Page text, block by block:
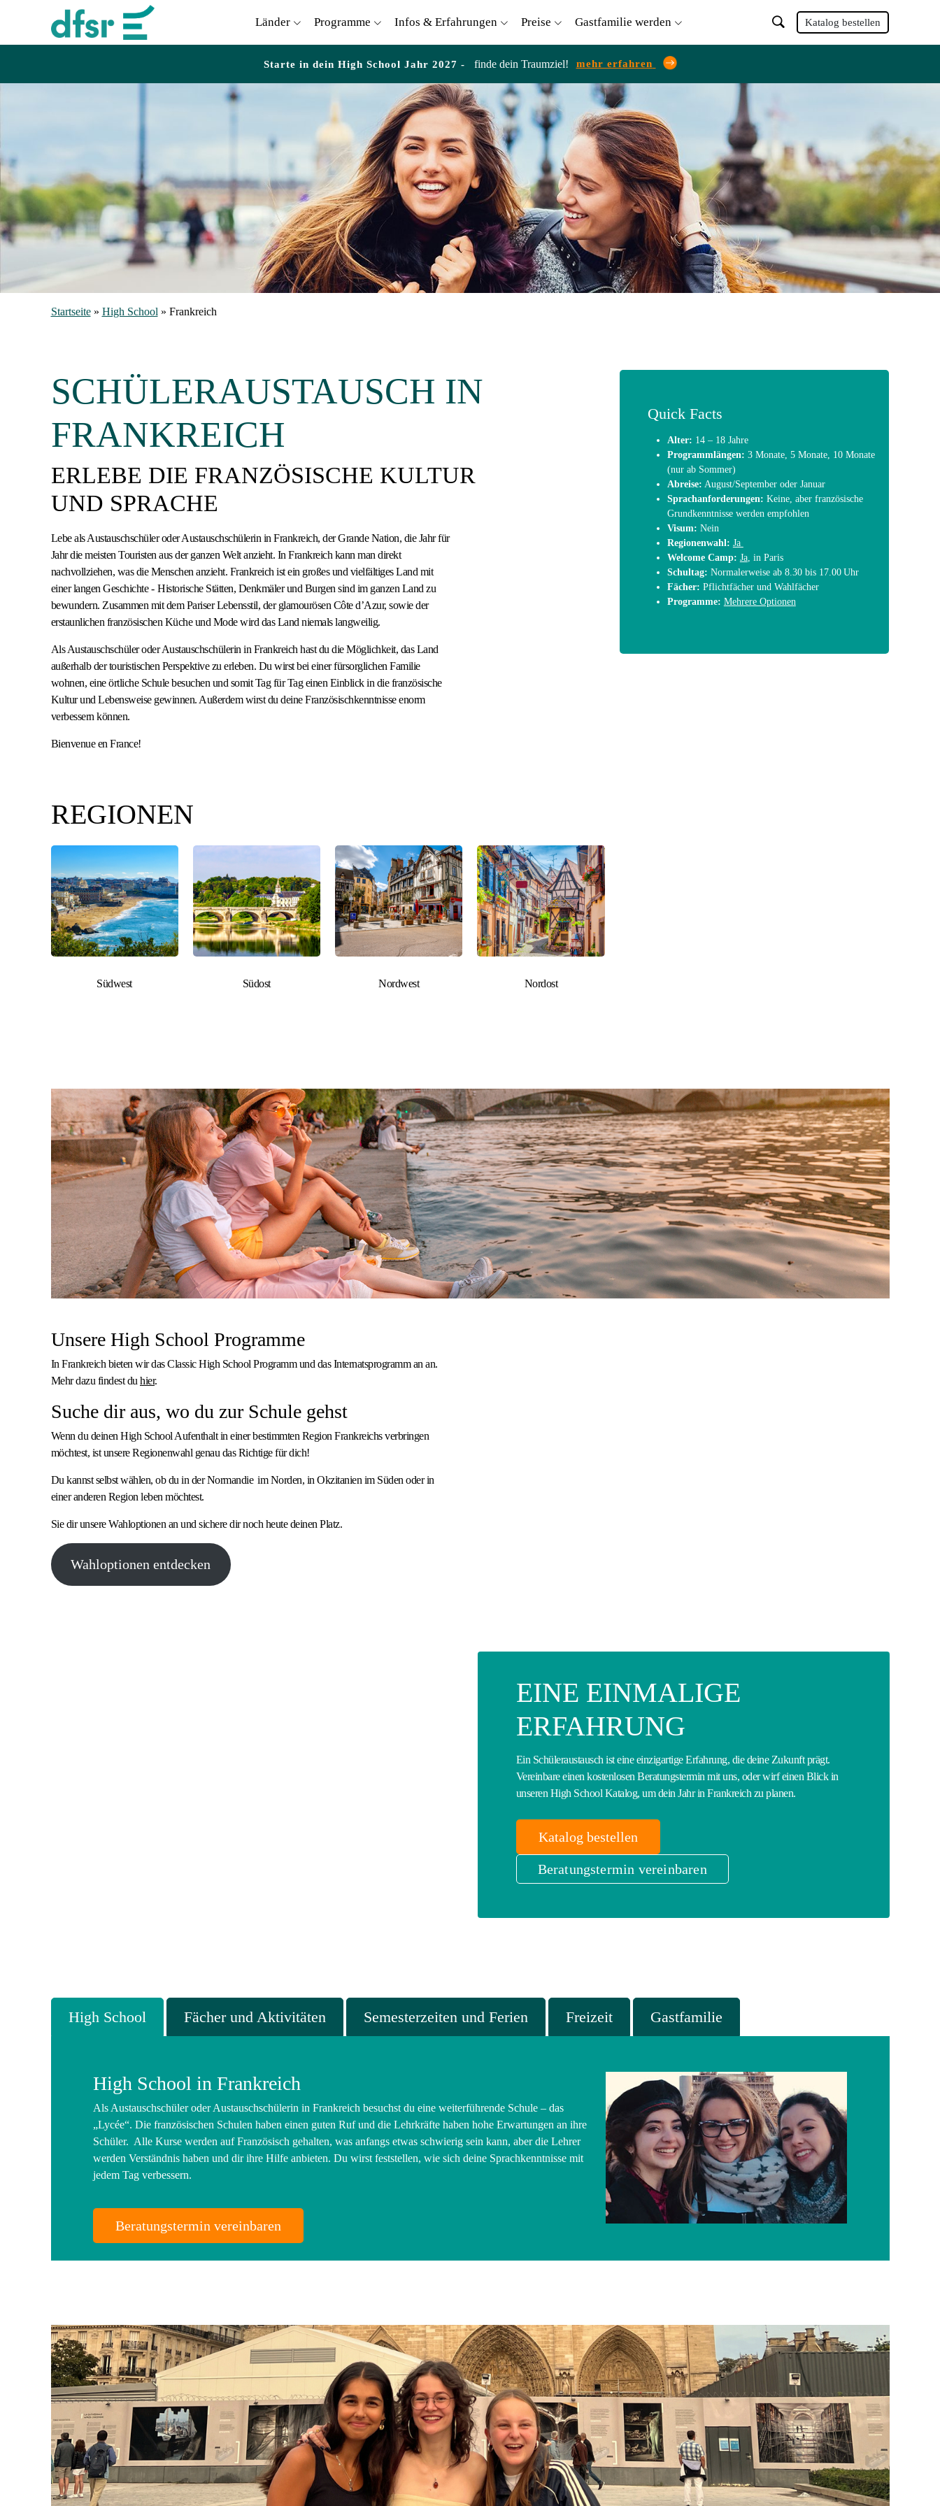
Länder Programme Infos & Erfahrungen Preise Gastfamilie werden Katalog bestellen
Starte in dein High School Jahr 2027 - finde dein Traumziel! mehr erfahren
Startseite» High School » Frankreich
SCHÜLERAUSTAUSCH IN
FRANKREICH
ERLEBE DIE FRANZÖSISCHE KULTUR
UND SPRACHE
Lebe als Austauschschüler oder Austauschschülerin in Frankreich, der Grande Nation, die Jahr für
Jahr die meisten Touristen aus der ganzen Welt anzieht. In Frankreich kann man direkt
nachvollziehen, was die Menschen anzieht. Frankreich ist ein großes und vielfältiges Land mit
einer langen Geschichte - Historische Stätten, Denkmäler und Burgen sind im ganzen Land zu
bewundern. Zusammen mit dem Pariser Lebensstil, der glamourösen Côte d’Azur, sowie der
erstaunlichen französischen Küche und Mode wird das Land niemals langweilig.
Als Austauschschüler oder Austauschschülerin in Frankreich hast du die Möglichkeit, das Land
außerhalb der touristischen Perspektive zu erleben. Du wirst bei einer fürsorglichen Familie
wohnen, eine örtliche Schule besuchen und somit Tag für Tag einen Einblick in die französische
Kultur und Lebensweise gewinnen. Außerdem wirst du deine Französischkenntnisse enorm
verbessern können.
Bienvenue en France!
Quick Facts
Alter: 14 – 18 Jahre
Programmlängen: 3 Monate, 5 Monate, 10 Monate
(nur ab Sommer)
Abreise: August/September oder Januar
Sprachanforderungen: Keine, aber französische
Grundkenntnisse werden empfohlen
Visum: Nein
Regionenwahl: Ja
Welcome Camp: Ja, in Paris
Schultag: Normalerweise ab 8.30 bis 17.00 Uhr
Fächer: Pflichtfächer und Wahlfächer
Programme: Mehrere Optionen
REGIONEN
Südwest Südost Nordwest Nordost
Unsere High School Programme
In Frankreich bieten wir das Classic High School Programm und das Internatsprogramm an an.
Mehr dazu findest du hier.
Suche dir aus, wo du zur Schule gehst
Wenn du deinen High School Aufenthalt in einer bestimmten Region Frankreichs verbringen
möchtest, ist unsere Regionenwahl genau das Richtige für dich!
Du kannst selbst wählen, ob du in der Normandie im Norden, in Okzitanien im Süden oder in
einer anderen Region leben möchtest.
Sie dir unsere Wahloptionen an und sichere dir noch heute deinen Platz.
Wahloptionen entdecken
EINE EINMALIGE
ERFAHRUNG
Ein Schüleraustausch ist eine einzigartige Erfahrung, die deine Zukunft prägt.
Vereinbare einen kostenlosen Beratungstermin mit uns, oder wirf einen Blick in
unseren High School Katalog, um dein Jahr in Frankreich zu planen.
Katalog bestellen
Beratungstermin vereinbaren
High School Fächer und Aktivitäten Semesterzeiten und Ferien Freizeit Gastfamilie
High School in Frankreich
Als Austauschschüler oder Austauschschülerin in Frankreich besuchst du eine weiterführende Schule – das
„Lycée“. Die französischen Schulen haben einen guten Ruf und die Lehrkräfte haben hohe Erwartungen an ihre
Schüler. Alle Kurse werden auf Französisch gehalten, was anfangs etwas schwierig sein kann, aber die Lehrer
werden Verständnis haben und dir ihre Hilfe anbieten. Du wirst feststellen, wie sich deine Sprachkenntnisse mit
jedem Tag verbessern.
Beratungstermin vereinbaren